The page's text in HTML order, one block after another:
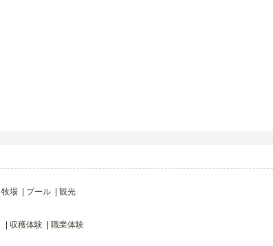
牧場 プール 観光
収穫体験 職業体験